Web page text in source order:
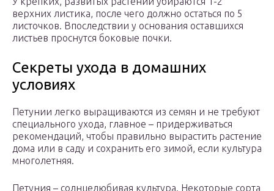
верхних листика, после чего должно остаться по 5
листочков. Впоследствии у основания оставшихся
листьев проснутся боковые почки.
Секреты ухода в домашних
условиях
Петунии легко выращиваются из семян и не требуют
специального ухода, главное – придерживаться
рекомендаций, чтобы правильно вырастить растение
дома или в саду и сохранить его зимой, если культура
многолетняя.
Петуния – солнцелюбивая культура. Некоторые сорта